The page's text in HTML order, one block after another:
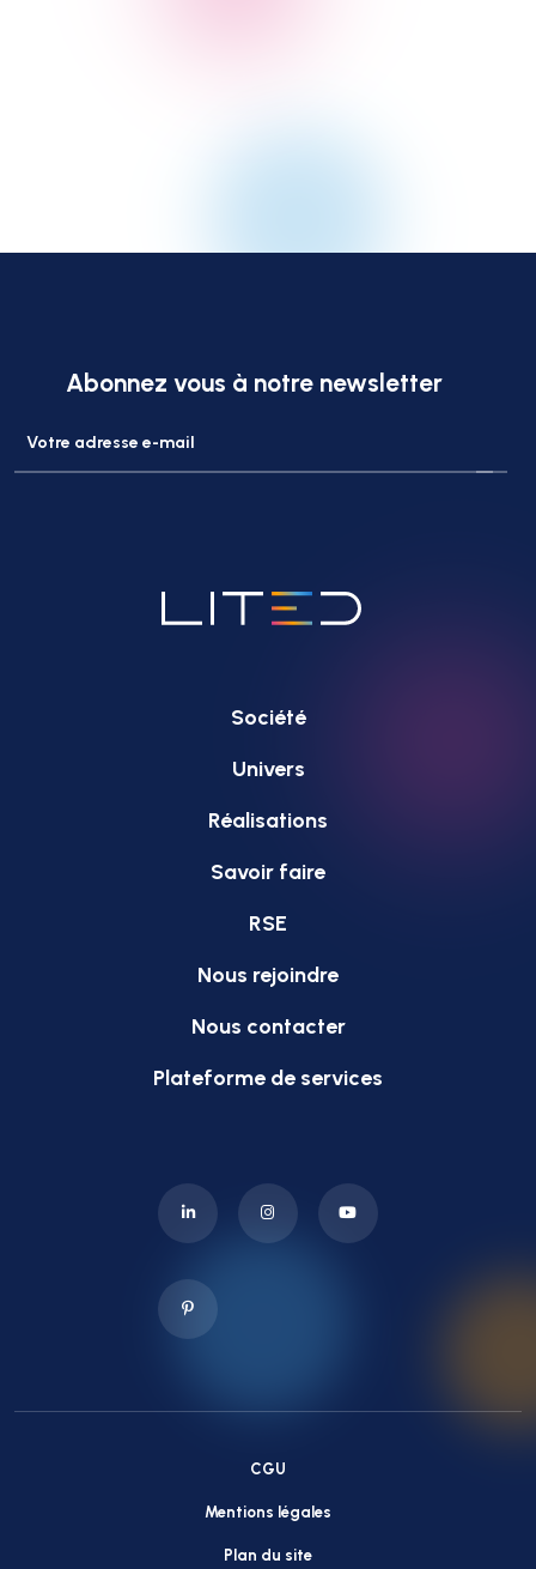
Abonnez vous à notre newsletter
Société
Univers
Réalisations
Savoir faire
RSE
Nous rejoindre
Nous contacter
Plateforme de services
CGU
Mentions légales
Plan du site